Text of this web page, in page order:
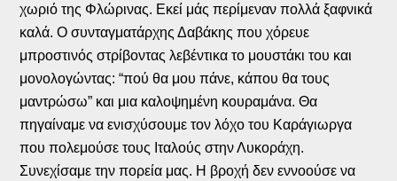
χωριό της Φλώρινας. Εκεί μάς περίμεναν πολλά ξαφνικά
καλά. Ο συνταγματάρχης Δαβάκης που χόρευε
μπροστινός στρίβοντας λεβέντικα το μουστάκι του και
μονολογώντας: “πού θα μου πάνε, κάπου θα τους
μαντρώσω” και μια καλοψημένη κουραμάνα. Θα
πηγαίναμε να ενισχύσουμε τον λόχο του Καράγιωργα
που πολεμούσε τους Ιταλούς στην Λυκοράχη.
Συνεχίσαμε την πορεία μας. Η βροχή δεν εννοούσε να